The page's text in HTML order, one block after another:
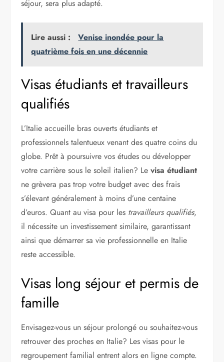
séjour, sera plus adapté.
Lire aussi :
Venise inondée pour la
quatrième fois en une décennie
Visas étudiants et travailleurs
qualifiés
L’Italie accueille bras ouverts étudiants et
professionnels talentueux venant des quatre coins du
globe. Prêt à poursuivre vos études ou développer
votre carrière sous le soleil italien? Levisa étudiant
ne grèvera pas trop votre budget avec des frais
s’élevant généralement à moins d’une centaine
d’euros. Quant au visa pour les travailleurs qualifiés,
il nécessite un investissement similaire, garantissant
ainsi que démarrer sa vie professionnelle en Italie
reste accessible.
Visas long séjour et permis de
famille
Envisagez-vous un séjour prolongé ou souhaitez-vous
retrouver des proches en Italie? Les visas pour le
regroupement familial entrent alors en ligne compte.